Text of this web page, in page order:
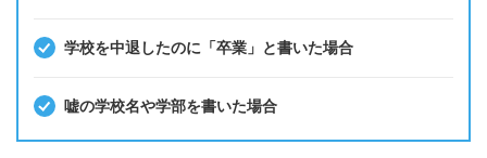
学校を中退したのに「卒業」と書いた場合
嘘の学校名や学部を書いた場合